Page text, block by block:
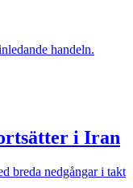
handeln.
i Iran
breda nedgångar i takt